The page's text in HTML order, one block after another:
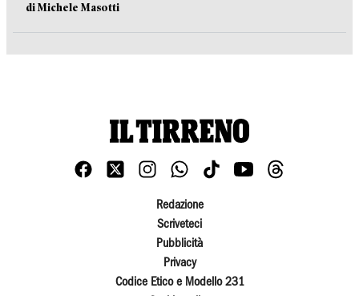
di Michele Masotti
Redazione
Scriveteci
Pubblicità
Privacy
Codice Etico e Modello 231